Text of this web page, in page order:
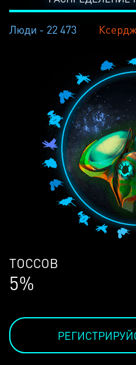
Люди - 22 473
ЛЮДЕЙ
68%